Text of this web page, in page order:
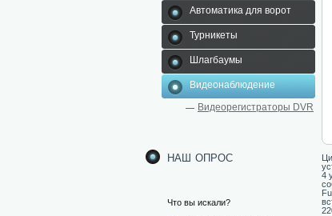
Автоматика для ворот
Турникеты
Шлагбаумы
Видеонаблюдение
Видеорегистраторы DVR
наш опрос
Что вы искали?
4